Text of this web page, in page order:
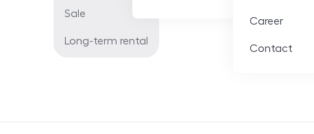
Career
Contact
Sale
Long-term rental